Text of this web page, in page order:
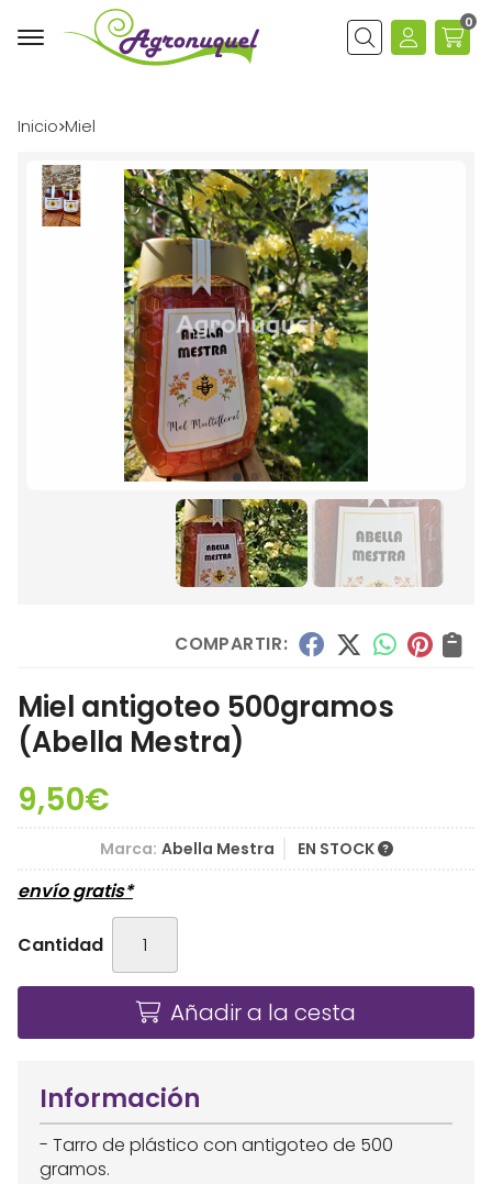
Buscar
0
Inicio miel
COMPARTIR:
Miel antigoteo 500gramos
(Abella Mestra)
9,50€
Marca: Abella Mestra EN STOCK
envío gratis*
Cantidad
Añadir a la cesta
Información
- Tarro de plástico con antigoteo de 500
gramos.